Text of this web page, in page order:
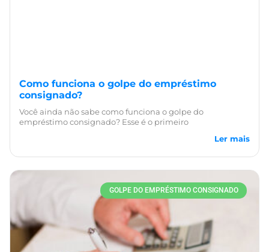
Como funciona o golpe do empréstimo
consignado?
Você ainda não sabe como funciona o golpe do
empréstimo consignado? Esse é o primeiro
Ler mais
GOLPE DO EMPRÉSTIMO CONSIGNADO